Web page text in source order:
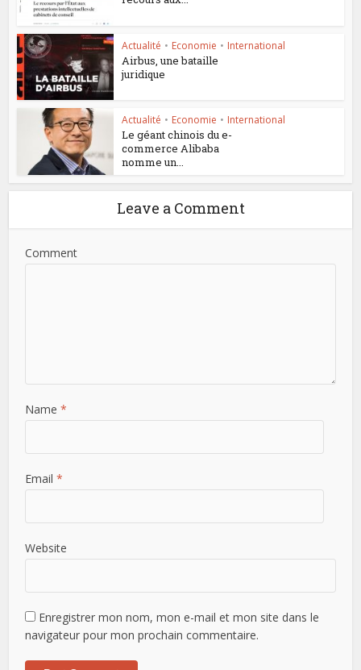
Actualité • Economie • International
Airbus, une bataille
juridique
Actualité • Economie • International
Le géant chinois du e-
commerce Alibaba
nomme un...
Leave a Comment
Comment
Name *
Email *
Website
Enregistrer mon nom, mon e-mail et mon site dans le
navigateur pour mon prochain commentaire.